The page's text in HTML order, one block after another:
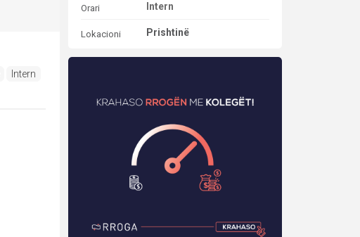
Intern
Orari Intern
Lokacioni Prishtinë